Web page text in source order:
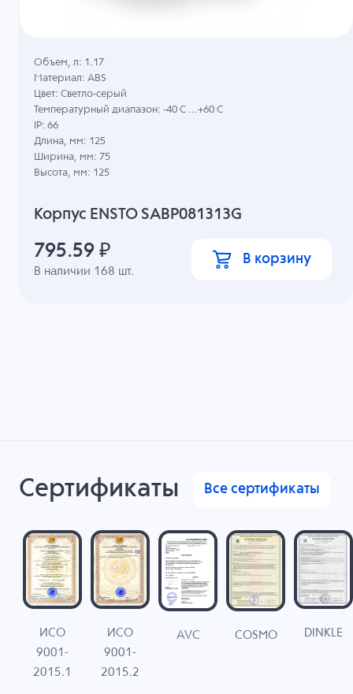
Корпус ENSTO SABP081313G
В наличии 168 шт.
Объем, л: 1.17
Материал: ABS
Цвет: Светло-серый
Температурный диапазон: -40 C ...+60 C
IP: 66
Длина, мм: 125
Ширина, мм: 75
Высота, мм: 125
795.59 ₽ В корзину
Сертификаты Все сертификаты
ИСО
9001-
2015.1
ИСО
9001-
2015.2
AVC COSMO DINKLE